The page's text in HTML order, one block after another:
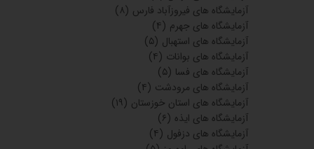
آزمایشگاه های فیروزآباد فارس (۸)
آزمایشگاه های جهرم (۴)
آزمایشگاه های استهبال (۵)
آزمایشگاه های بوانات (۴)
آزمایشگاه های فسا (۵)
آزمایشگاه های مرودشت (۴)
آزمایشگاه های استان خوزستان (۱۹)
آزمایشگاه های ایذه (۶)
آزمایشگاه های دزفول (۴)